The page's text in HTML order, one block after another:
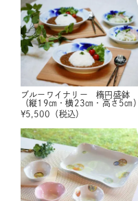
ブルーワイナリー 楕円盛鉢
（縦19㎝・横23㎝・高さ5㎝）
¥5,500 （税込）